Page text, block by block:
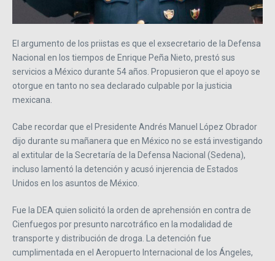
El argumento de los priistas es que el exsecretario de la Defensa
Nacional en los tiempos de Enrique Peña Nieto, prestó sus
servicios a México durante 54 años. Propusieron que el apoyo se
otorgue en tanto no sea declarado culpable por la justicia
mexicana.
Cabe recordar que el Presidente Andrés Manuel López Obrador
dijo durante su mañanera que en México no se está investigando
al extitular de la Secretaría de la Defensa Nacional (Sedena),
incluso lamentó la detención y acusó injerencia de Estados
Unidos en los asuntos de México.
Fue la DEA quien solicitó la orden de aprehensión en contra de
Cienfuegos por presunto narcotráfico en la modalidad de
transporte y distribución de droga. La detención fue
cumplimentada en el Aeropuerto Internacional de los Ángeles,